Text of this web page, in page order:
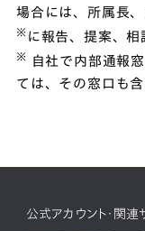
場合には、所属長
※ に報告、提案、相
※
自社で内部通報
ては、その窓口も含
公式アカウント・関連